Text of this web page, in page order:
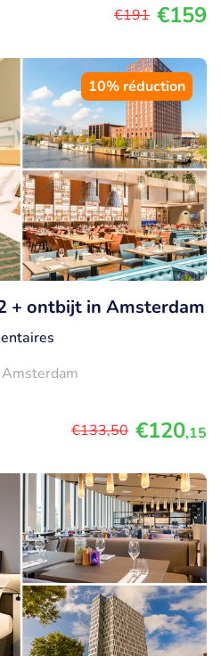
€191 €159
10% réduction
+ ontbijt in Amsterdam
€133,50 €120,15